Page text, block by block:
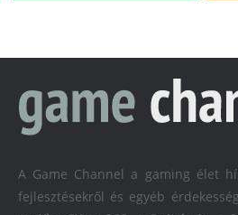
A Game Channel a gaming élet
fejlesztésekről és egyéb